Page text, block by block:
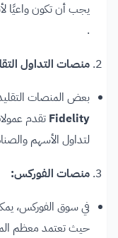
يجب أن تكون واعيًا
.
منصات التداول
بعض المنصات
Fidelity تقدم
لتداول الأسهم
منصات الفوركس:
في سوق الفوركس،
حيث تعتمد معظم